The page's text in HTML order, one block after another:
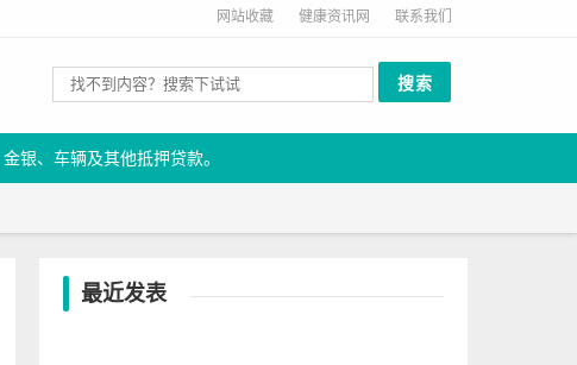
网站收藏 健康资讯网 联系我们
银、车辆及其他抵押贷款。
最近发表